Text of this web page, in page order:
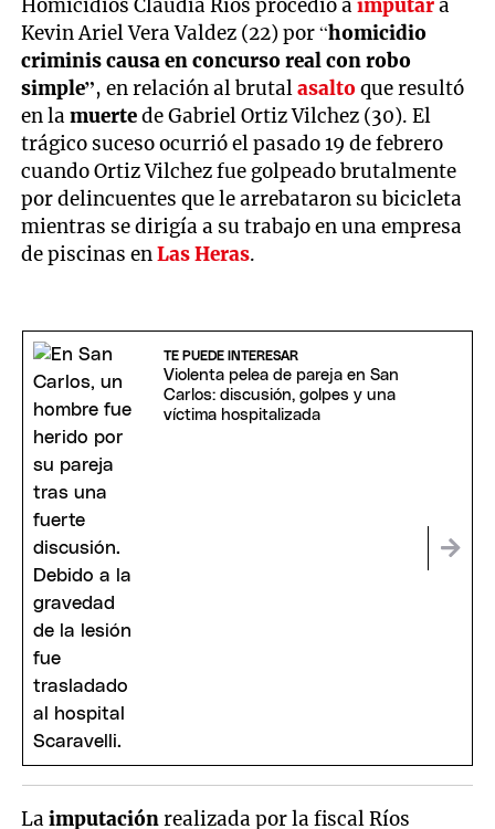
Homicidios Claudia Ríos procedió a imputara
Kevin Ariel Vera Valdez (22) por “homicidio
criminis causa en concurso real con robo
simple”, en relación al brutalasaltoque resultó
en la muertede Gabriel Ortiz Vilchez (30). El
trágico suceso ocurrió el pasado 19 de febrero
cuando Ortiz Vilchez fue golpeado brutalmente
por delincuentes que le arrebataron su bicicleta
mientras se dirigía a su trabajo en una empresa
de piscinas enLas Heras.
TE PUEDE INTERESAR
Violenta pelea de pareja en San
Carlos: discusión, golpes y una
víctima hospitalizada
La imputaciónrealizada por la fiscal Ríos